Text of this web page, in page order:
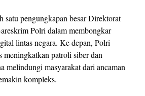
satu pengungkapan besar Direktorat
Polri dalam membongkar
lintas negara. Ke depan, Polri
meningkatkan patroli siber dan
melindungi masyarakat dari ancaman
kompleks.